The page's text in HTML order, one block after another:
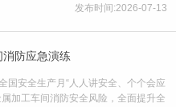
发布时间:2026-07-13
防应急演练
国安全生产月“人人讲安全、个个会应
加工车间消防安全风险，全面提升全